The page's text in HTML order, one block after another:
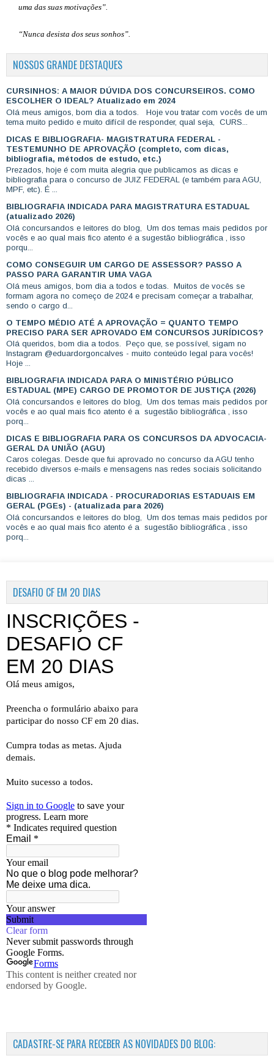
uma das suas motivações”.
“Nunca desista dos seus sonhos”.
NOSSOS GRANDE DESTAQUES
CURSINHOS: A MAIOR DÚVIDA DOS CONCURSEIROS. COMO
ESCOLHER O IDEAL? Atualizado em 2024
Olá meus amigos, bom dia a todos. Hoje vou tratar com vocês de um
tema muito pedido e muito difícil de responder, qual seja, CURS...
DICAS E BIBLIOGRAFIA- MAGISTRATURA FEDERAL -
TESTEMUNHO DE APROVAÇÃO (completo, com dicas,
bibliografia, métodos de estudo, etc.)
Prezados, hoje é com muita alegria que publicamos as dicas e
bibliografia para o concurso de JUIZ FEDERAL (e também para AGU,
MPF, etc). É ...
BIBLIOGRAFIA INDICADA PARA MAGISTRATURA ESTADUAL
(atualizado 2026)
Olá concursandos e leitores do blog, Um dos temas mais pedidos por
vocês e ao qual mais fico atento é a sugestão bibliográfica , isso
porqu...
COMO CONSEGUIR UM CARGO DE ASSESSOR? PASSO A
PASSO PARA GARANTIR UMA VAGA
Olá meus amigos, bom dia a todos e todas. Muitos de vocês se
formam agora no começo de 2024 e precisam começar a trabalhar,
sendo o cargo d...
O TEMPO MÉDIO ATÉ A APROVAÇÃO = QUANTO TEMPO
PRECISO PARA SER APROVADO EM CONCURSOS JURÍDICOS?
Olá queridos, bom dia a todos. Peço que, se possível, sigam no
Instagram @eduardorgoncalves - muito conteúdo legal para vocês!
Hoje ...
BIBLIOGRAFIA INDICADA PARA O MINISTÉRIO PÚBLICO
ESTADUAL (MPE) CARGO DE PROMOTOR DE JUSTIÇA (2026)
Olá concursandos e leitores do blog, Um dos temas mais pedidos por
vocês e ao qual mais fico atento é a sugestão bibliográfica , isso
porq...
DICAS E BIBLIOGRAFIA PARA OS CONCURSOS DA ADVOCACIA-
GERAL DA UNIÃO (AGU)
Caros colegas. Desde que fui aprovado no concurso da AGU tenho
recebido diversos e-mails e mensagens nas redes sociais solicitando
dicas ...
BIBLIOGRAFIA INDICADA - PROCURADORIAS ESTADUAIS EM
GERAL (PGEs) - (atualizada para 2026)
Olá concursandos e leitores do blog, Um dos temas mais pedidos por
vocês e ao qual mais fico atento é a sugestão bibliográfica , isso
porq...
DESAFIO CF EM 20 DIAS
CADASTRE-SE PARA RECEBER AS NOVIDADES DO BLOG: